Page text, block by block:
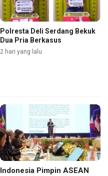
Polresta Deli Serdang Bekuk
Dua Pria Berkasus
2 hari yang lalu
Indonesia Pimpin ASEAN